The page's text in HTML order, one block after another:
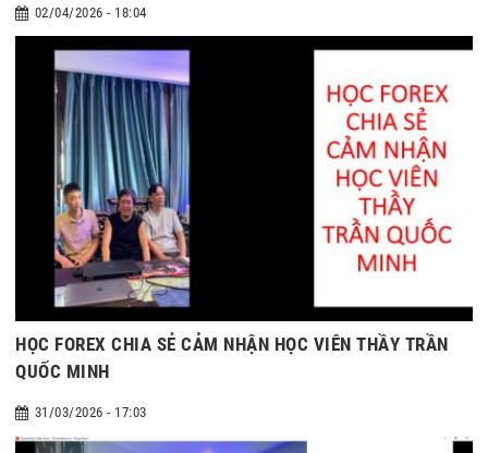
02/04/2026 - 18:04
HỌC FOREX CHIA SẺ CẢM NHẬN HỌC VIÊN THẦY TRẦN
QUỐC MINH
31/03/2026 - 17:03